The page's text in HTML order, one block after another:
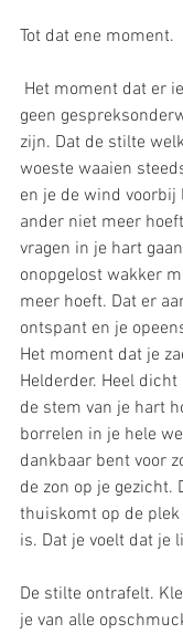
Tot dat ene moment.
geen
zijn. Dat de stilte
woeste waaien
en je de wind voorbij
ander niet meer
vragen in je hart
onopgelost wakker
meer hoeft. Dat er
ontspant en je
Het moment dat je
Helderder. Heel
de stem van je hart
borrelen in je hele
dankbaar bent voor
de zon op je gezicht.
thuiskomt op de
is. Dat je voelt dat je
De stilte ontrafelt.
je van alle